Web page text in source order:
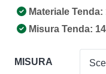
Materiale
Misura Tenda:
MISURA